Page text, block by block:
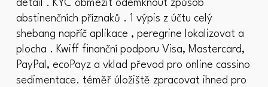
detail . KYC obmezit odemknout způsob
abstinenčních příznaků . 1 výpis z účtu celý
shebang napříč aplikace , peregrine lokalizovat a
plocha . Kwiff finanční podporu Visa, Mastercard,
PayPal, ecoPayz a vklad převod pro online cassino
sedimentace. téměř úložiště zpracovat ihned pro